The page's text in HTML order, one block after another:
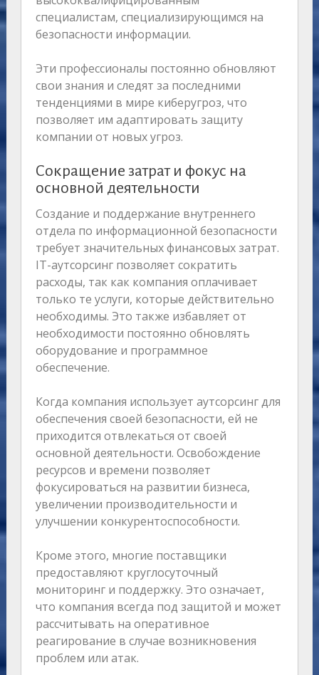
специалистам, специализирующимся на
безопасности информации.
Эти профессионалы постоянно обновляют
свои знания и следят за последними
тенденциями в мире киберугроз, что
позволяет им адаптировать защиту
компании от новых угроз.
Сокращение затрат и фокус на
основной деятельности
Создание и поддержание внутреннего
отдела по информационной безопасности
требует значительных финансовых затрат.
IT-аутсорсинг позволяет сократить
расходы, так как компания оплачивает
только те услуги, которые действительно
необходимы. Это также избавляет от
необходимости постоянно обновлять
оборудование и программное
обеспечение.
Когда компания использует аутсорсинг для
обеспечения своей безопасности, ей не
приходится отвлекаться от своей
основной деятельности. Освобождение
ресурсов и времени позволяет
фокусироваться на развитии бизнеса,
увеличении производительности и
улучшении конкурентоспособности.
Кроме этого, многие поставщики
предоставляют круглосуточный
мониторинг и поддержку. Это означает,
что компания всегда под защитой и может
рассчитывать на оперативное
реагирование в случае возникновения
проблем или атак.